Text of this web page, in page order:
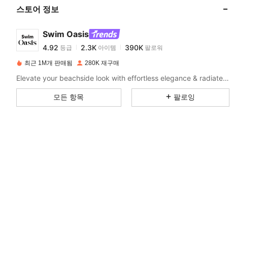
스토어 정보
Swim Oasis
4.92
2.3K아이템
j***0 이(가) 하루 전에지불됨
4.92 2.3K
최근 1M개 판매됨 280K 재구매
Elevate your beachside look with effortless elegance & radiate confidence from shore to shore.
모든 항목 팔로잉